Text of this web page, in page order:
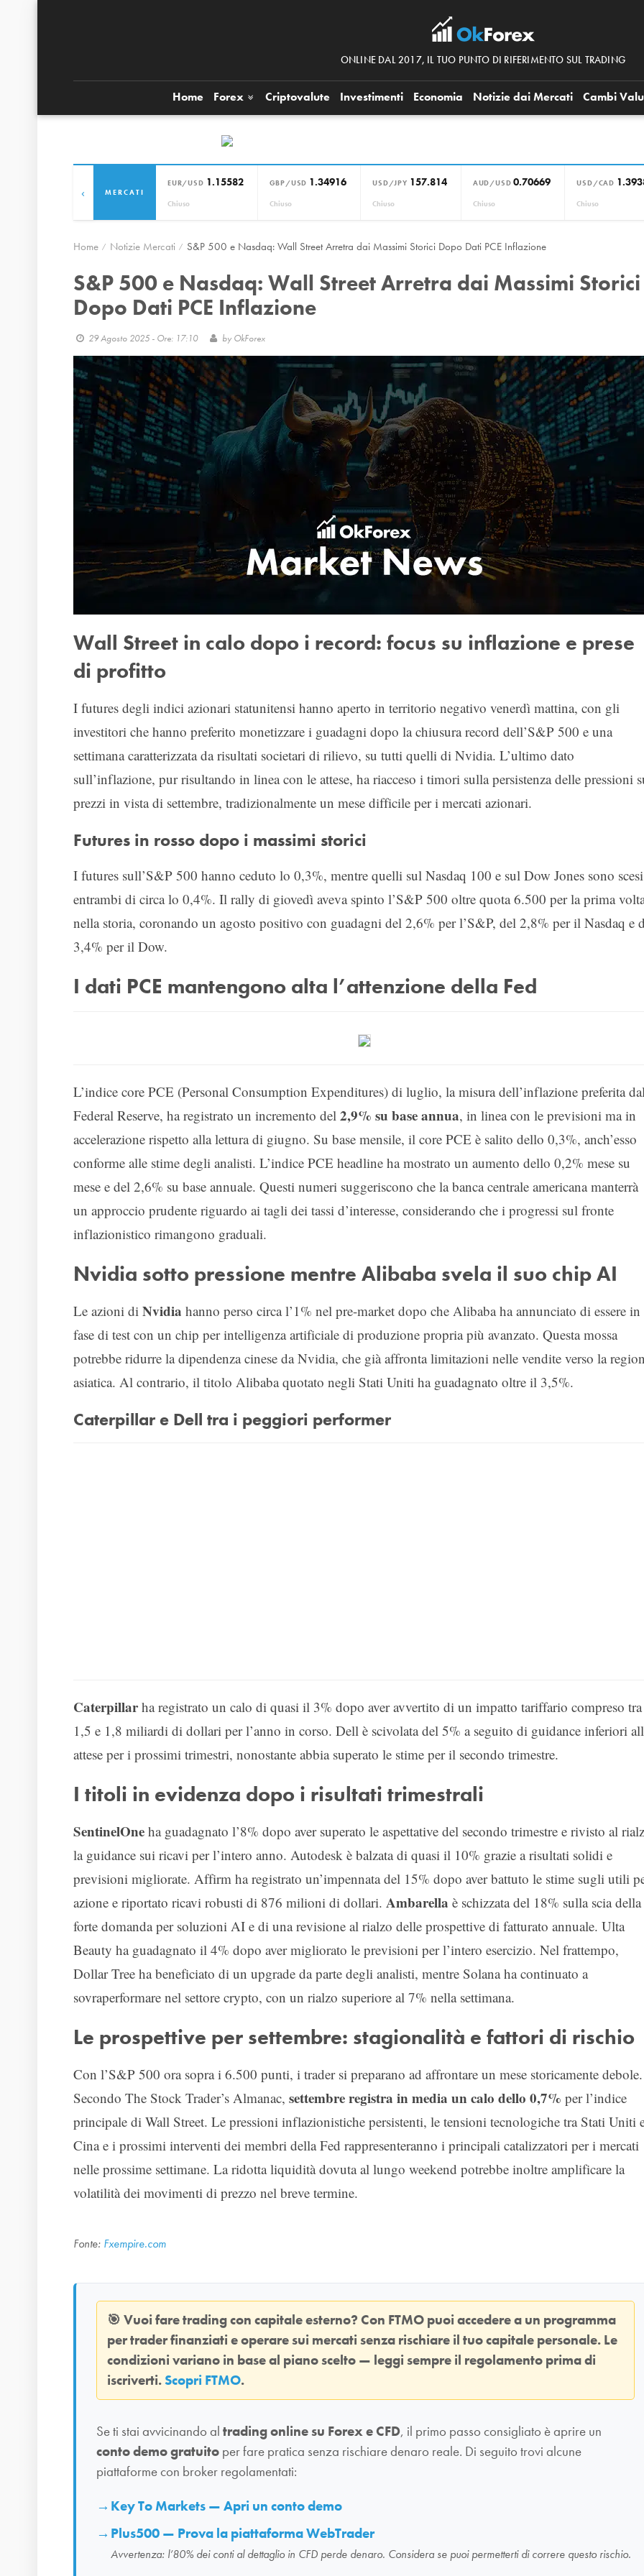
ONLINE DAL 2017, IL TUO PUNTO DI RIFERIMENTO SUL TRADING
Home Forex Criptovalute Investimenti Economia Notizie dai Mercati Cambi
MERCATI
EUR/USD 1.15582
Chiuso
GBP/USD 1.34916
Chiuso
USD/JPY 157.814
Chiuso
AUD/USD 0.70669
Chiuso
USD/CAD
Chiuso
‹
Home Notizie Mercati S&P 500 e Nasdaq: Wall Street Arretra dai Massimi Storici Dopo Dati PCE Inflazione
S&P 500 e Nasdaq: Wall Street Arretra dai Massimi Storici
Dopo Dati PCE Inflazione
29 Agosto 2025 - Ore: 17:10 by OkForex
Wall Street in calo dopo i record: focus su inflazione e prese
di profitto
I futures degli indici azionari statunitensi hanno aperto in territorio negativo venerdì mattina, con gli
investitori che hanno preferito monetizzare i guadagni dopo la chiusura record dell’S&P 500 e una
settimana caratterizzata da risultati societari di rilievo, su tutti quelli di Nvidia. L’ultimo dato
sull’inflazione, pur risultando in linea con le attese, ha riacceso i timori sulla persistenza delle pressioni
prezzi in vista di settembre, tradizionalmente un mese difficile per i mercati azionari.
Futures in rosso dopo i massimi storici
I futures sull’S&P 500 hanno ceduto lo 0,3%, mentre quelli sul Nasdaq 100 e sul Dow Jones sono scesi
entrambi di circa lo 0,4%. Il rally di giovedì aveva spinto l’S&P 500 oltre quota 6.500 per la prima
nella storia, coronando un agosto positivo con guadagni del 2,6% per l’S&P, del 2,8% per il Nasdaq e
3,4% per il Dow.
I dati PCE mantengono alta l’attenzione della Fed
L’indice core PCE (Personal Consumption Expenditures) di luglio, la misura dell’inflazione preferita
Federal Reserve, ha registrato un incremento del 2,9% su base annua, in linea con le previsioni ma in
accelerazione rispetto alla lettura di giugno. Su base mensile, il core PCE è salito dello 0,3%, anch’esso
conforme alle stime degli analisti. L’indice PCE headline ha mostrato un aumento dello 0,2% mese su
mese e del 2,6% su base annuale. Questi numeri suggeriscono che la banca centrale americana manterrà
un approccio prudente riguardo ai tagli dei tassi d’interesse, considerando che i progressi sul fronte
inflazionistico rimangono graduali.
Nvidia sotto pressione mentre Alibaba svela il suo chip AI
Le azioni di Nvidia hanno perso circa l’1% nel pre-market dopo che Alibaba ha annunciato di essere in
fase di test con un chip per intelligenza artificiale di produzione propria più avanzato. Questa mossa
potrebbe ridurre la dipendenza cinese da Nvidia, che già affronta limitazioni nelle vendite verso la
asiatica. Al contrario, il titolo Alibaba quotato negli Stati Uniti ha guadagnato oltre il 3,5%.
Caterpillar e Dell tra i peggiori performer
Caterpillarha registrato un calo di quasi il 3% dopo aver avvertito di un impatto tariffario compreso tra
1,5 e 1,8 miliardi di dollari per l’anno in corso. Dell è scivolata del 5% a seguito di guidance inferiori
attese per i prossimi trimestri, nonostante abbia superato le stime per il secondo trimestre.
I titoli in evidenza dopo i risultati trimestrali
SentinelOne ha guadagnato l’8% dopo aver superato le aspettative del secondo trimestre e rivisto al
la guidance sui ricavi per l’intero anno. Autodesk è balzata di quasi il 10% grazie a risultati solidi e
previsioni migliorate. Affirm ha registrato un’impennata del 15% dopo aver battuto le stime sugli utili
azione e riportato ricavi robusti di 876 milioni di dollari. Ambarella è schizzata del 18% sulla scia della
forte domanda per soluzioni AI e di una revisione al rialzo delle prospettive di fatturato annuale. Ulta
Beauty ha guadagnato il 4% dopo aver migliorato le previsioni per l’intero esercizio. Nel frattempo,
Dollar Tree ha beneficiato di un upgrade da parte degli analisti, mentre Solana ha continuato a
sovraperformare nel settore crypto, con un rialzo superiore al 7% nella settimana.
Le prospettive per settembre: stagionalità e fattori di rischio
Con l’S&P 500 ora sopra i 6.500 punti, i trader si preparano ad affrontare un mese storicamente debole.
Secondo The Stock Trader’s Almanac, settembre registra in media un calo dello 0,7% per l’indice
principale di Wall Street. Le pressioni inflazionistiche persistenti, le tensioni tecnologiche tra Stati Uniti
Cina e i prossimi interventi dei membri della Fed rappresenteranno i principali catalizzatori per i mercati
nelle prossime settimane. La ridotta liquidità dovuta al lungo weekend potrebbe inoltre amplificare la
volatilità dei movimenti di prezzo nel breve termine.
Fonte: Fxempire.com
🎯 Vuoi fare trading con capitale esterno? Con FTMO puoi accedere a un programma
per trader finanziati e operare sui mercati senza rischiare il tuo capitale personale. Le
condizioni variano in base al piano scelto — leggi sempre il regolamento prima di
iscriverti. Scopri FTMO.
Se ti stai avvicinando al trading online su Forex e CFD, il primo passo consigliato è aprire un
conto demo gratuito per fare pratica senza rischiare denaro reale. Di seguito trovi alcune
piattaforme con broker regolamentati:
Key To Markets — Apri un conto demo
Plus500 — Prova la piattaforma WebTrader
Avvertenza: l’80% dei conti al dettaglio in CFD perde denaro. Considera se puoi permetterti di correre questo rischio.